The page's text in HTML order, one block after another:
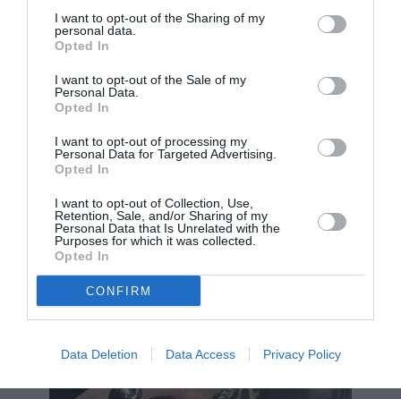
I want to opt-out of the Sharing of my
personal data.
Opted In
I want to opt-out of the Sale of my
Personal Data.
Opted In
I want to opt-out of processing my
Personal Data for Targeted Advertising.
Opted In
I want to opt-out of Collection, Use,
Retention, Sale, and/or Sharing of my
Personal Data that Is Unrelated with the
Purposes for which it was collected.
Opted In
CONFIRM
Data Deletion Data Access Privacy Policy